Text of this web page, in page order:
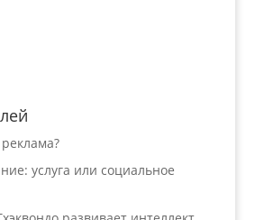
услуга или социальное